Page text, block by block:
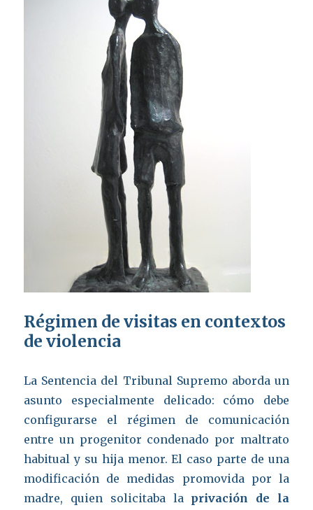
Régimen de visitas en contextos
de violencia
La Sentencia del Tribunal Supremo aborda un
asunto especialmente delicado: cómo debe
configurarse el régimen de comunicación
entre un progenitor condenado por maltrato
habitual y su hija menor. El caso parte de una
modificación de medidas promovida por la
madre, quien solicitaba la privación de la